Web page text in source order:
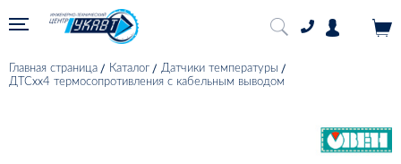
Главная страница Каталог
Датчики температуры
ДТСхх4 термосопротивления с кабельным выводом